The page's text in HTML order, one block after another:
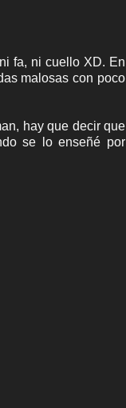
fa, ni cuello XD. En
malosas con poco
hay que decir que
se lo enseñé por